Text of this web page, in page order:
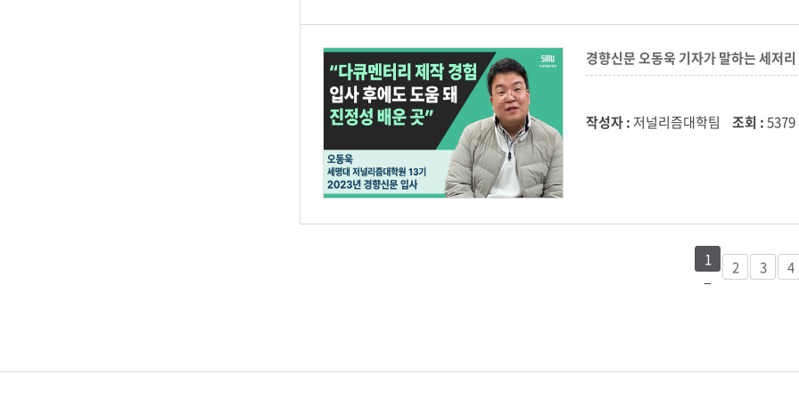
경향신문 오동욱 기자가 말하는 세저리
작성자 : 저널리즘대학팀 조회 :5379
1 2 3 4